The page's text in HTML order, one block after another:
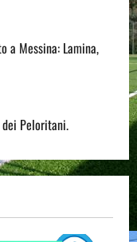
a Messina: Lamina,
dei Peloritani.